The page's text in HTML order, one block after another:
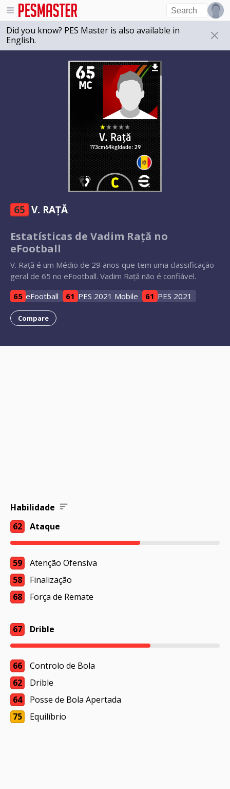
Did you know? PES Master is also available in
English.
65
MC
V. Rață
173cm64kgIdade: 29
65 V. RAȚĂ
Estatísticas de Vadim Rață no
eFootball
V. Rață é um Médio de 29 anos que tem uma classificação
geral de 65 no eFootball. Vadim Rață não é confiável.
65 eFootball 61 PES 2021 Mobile 61 PES 2021
Compare
Habilidade
62
Ataque
59
Atenção Ofensiva
58
Finalização
68
Força de Remate
67 Drible
66
Controlo de Bola
62
Drible
64
Posse de Bola Apertada
75
Equilíbrio